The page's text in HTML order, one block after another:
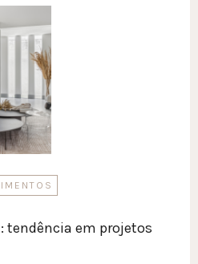
tendência em projetos